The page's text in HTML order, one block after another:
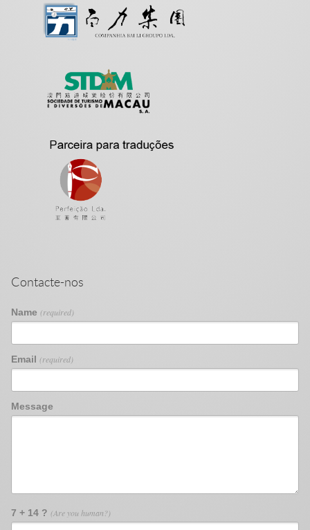
Contacte-nos
Name (required)
Email (required)
Message
7 + 14 ? (Are you human?)